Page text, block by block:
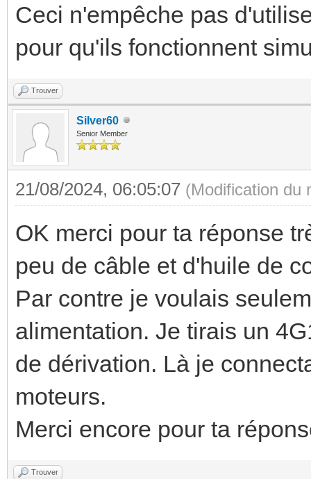
Ceci n'empêche pas
pour qu'ils fonctionnent
Trouver
Silver60
Senior Member
21/08/2024, 06:05:07 (Modification du
OK merci pour ta réponse
peu de câble et d'huile de
Par contre je voulais
alimentation. Je tirais un
de dérivation. Là je
moteurs.
Merci encore pour ta
Trouver